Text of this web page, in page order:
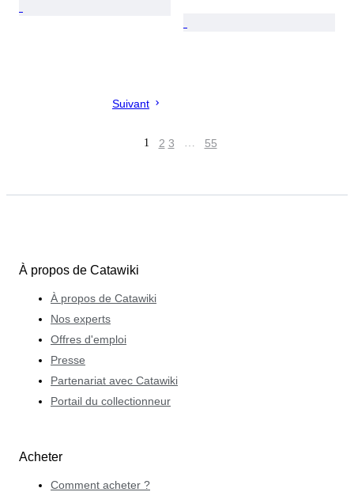
Suivant
1 2 3 … 55
À propos de Catawiki
À propos de Catawiki
Nos experts
Offres d'emploi
Presse
Partenariat avec Catawiki
Portail du collectionneur
Acheter
Comment acheter ?